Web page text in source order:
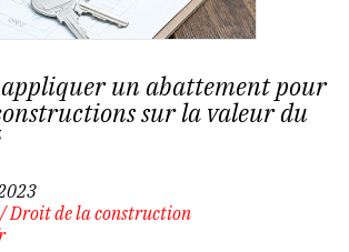
appliquer un abattement pour
sur la valeur du
Droit de la construction